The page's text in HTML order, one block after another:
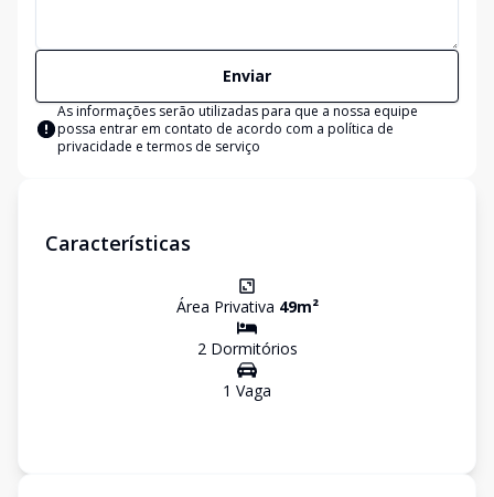
Enviar
As informações serão utilizadas para que a nossa equipe
possa entrar em contato de acordo com a política de
privacidade e termos de serviço
Características
Área Privativa 49m²
2Dormitórios
1 Vaga